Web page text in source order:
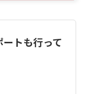
トも行って